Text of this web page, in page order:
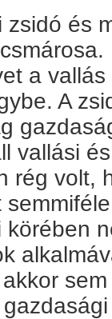
és
a
A
vallási
rég volt,